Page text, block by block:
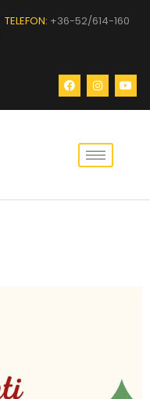
TELEFON: +36-52/614-160